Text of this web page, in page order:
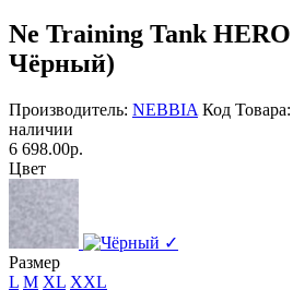
Ne Training Tank
Чёрный)
Производитель: NEBBIA Код Товара:
наличии
6 698.00р.
Цвет
✓
Размер
L M XL XXL